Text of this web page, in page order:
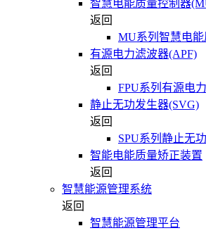
智慧电能质量控制器
返回
MU系列智慧电
有源电力滤波器(APF)
返回
FPU系列有源电
静止无功发生器(SVG)
返回
SPU系列静止无
智能电能质量矫正装置
返回
智慧能源管理系统
返回
智慧能源管理平台